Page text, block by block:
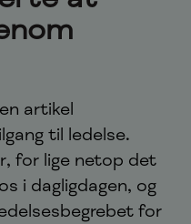
artikel
til ledelse.
for lige netop det
i dagligdagen, og
for